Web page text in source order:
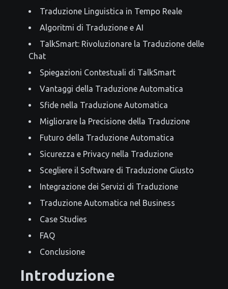
Traduzione Linguistica in Tempo Reale
Algoritmi di Traduzione e AI
TalkSmart: Rivoluzionare la Traduzione delle
Chat
Spiegazioni Contestuali di TalkSmart
Vantaggi della Traduzione Automatica
Sfide nella Traduzione Automatica
Migliorare la Precisione della Traduzione
Futuro della Traduzione Automatica
Sicurezza e Privacy nella Traduzione
Scegliere il Software di Traduzione Giusto
Integrazione dei Servizi di Traduzione
Traduzione Automatica nel Business
Case Studies
FAQ
Conclusione
Introduzione